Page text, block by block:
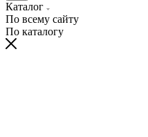
Каталог
По всему сайту
По каталогу